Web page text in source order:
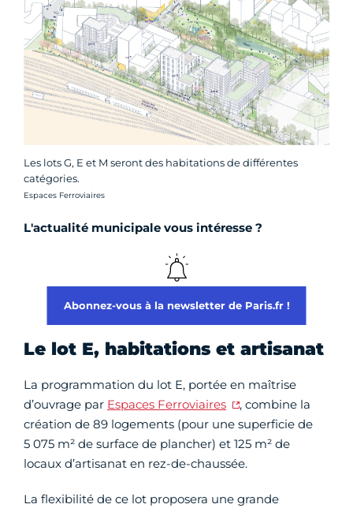
Les lots G, E et M seront des habitations de différentes
catégories.
Crédit photo :
Espaces Ferroviaires
L'actualité municipale vous intéresse ?
Abonnez-vous à la newsletter de Paris.fr !
Le lot E, habitations et artisanat
La programmation du lot E, portée en maîtrise
d’ouvrage par Espaces Ferroviaires
, combine la
création de 89 logements (pour une superficie de
5 075 m² de surface de plancher) et 125 m² de
locaux d’artisanat en rez-de-chaussée.
La flexibilité de ce lot proposera une grande